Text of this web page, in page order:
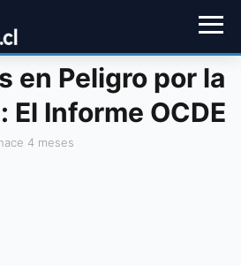
en Peligro por la
El Informe OCDE
4 meses